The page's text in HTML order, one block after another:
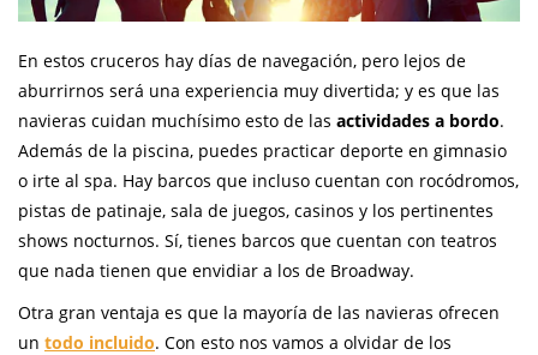
En estos cruceros hay días de navegación, pero lejos de
aburrirnos será una experiencia muy divertida; y es que las
navieras cuidan muchísimo esto de las actividades a bordo.
Además de la piscina, puedes practicar deporte en gimnasio
o irte al spa. Hay barcos que incluso cuentan con rocódromos,
pistas de patinaje, sala de juegos, casinos y los pertinentes
shows nocturnos. Sí, tienes barcos que cuentan con teatros
que nada tienen que envidiar a los de Broadway.
Otra gran ventaja es que la mayoría de las navieras ofrecen
un todo incluido. Con esto nos vamos a olvidar de los